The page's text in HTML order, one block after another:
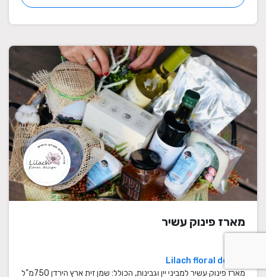
מארז פינוק עשיר
Lilach floral design
מארז פינוק עשיר למביני יין וגבינות, הכולל: שמן זית ארץ הירדן 750מ"ל